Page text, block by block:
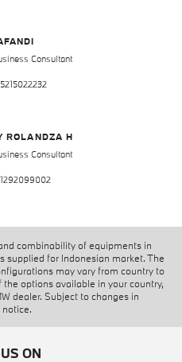
Consultant
ROLANDZA H
Consultant
combinability of equipments in
supplied for Indonesian market. The
may vary from country to
options available in your country,
dealer. Subject to changes in
ON